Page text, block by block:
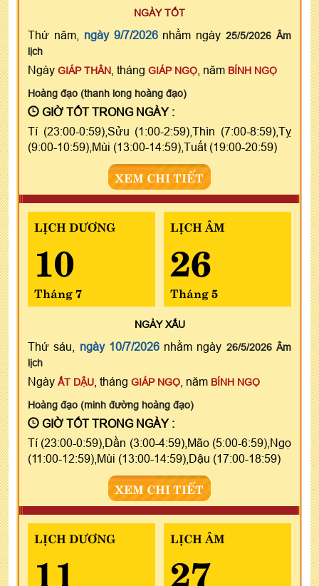
NGÀY TỐT
Thứ năm, ngày 9/7/2026nhằm ngày25/5/2026 Âm
lịch
Ngày GIÁP THÂN , tháng GIÁP NGỌ , năm BÍNH NGỌ
Hoàng đạo (thanh long hoàng đạo)
GIỜ TỐT TRONG NGÀY :
Tí (23:00-0:59),Sửu (1:00-2:59),Thìn (7:00-8:59),Tỵ
(9:00-10:59),Mùi (13:00-14:59),Tuất (19:00-20:59)
XEM CHI TIẾT
LỊCH DƯƠNG
10
Tháng 7
LỊCH ÂM
26
Tháng 5
NGÀYXẤU
Thứ sáu, ngày 10/7/2026nhằm ngày 26/5/2026 Âm
lịch
Ngày ẤT DẬU , tháng GIÁP NGỌ , năm BÍNH NGỌ
Hoàng đạo (minh đường hoàng đạo)
GIỜ TỐT TRONG NGÀY :
Tí (23:00-0:59),Dần (3:00-4:59),Mão (5:00-6:59),Ngọ
(11:00-12:59),Mùi (13:00-14:59),Dậu (17:00-18:59)
XEM CHI TIẾT
LỊCH DƯƠNG
11
LỊCH ÂM
27